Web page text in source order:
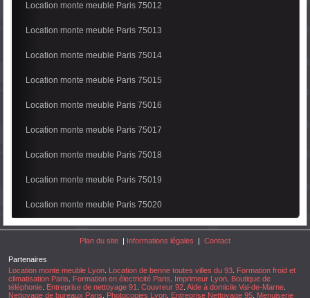
Location monte meuble Paris 75012
Location monte meuble Paris 75013
Location monte meuble Paris 75014
Location monte meuble Paris 75015
Location monte meuble Paris 75016
Location monte meuble Paris 75017
Location monte meuble Paris 75018
Location monte meuble Paris 75019
Location monte meuble Paris 75020
Plan du site | Informations légales | Contact
Partenaires
Location monte meuble Lyon. Location de benne toutes villes du 93. Formation froid et
climatisation Paris
Formation en électricité Paris Imprimeur Lyon. Boutique de
téléphonie. Entreprise de nettoyage 91 Couvreur 92. Aide à domicile Val-de-Marne.
Nettoyage de bureaux Paris
Photocopies Lyon. Entreprise Nettoyage 95. Menuiserie